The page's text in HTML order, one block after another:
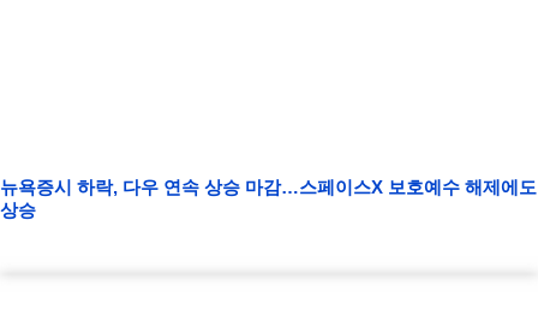
뉴욕증시 하락, 다우 연속 상승 마감…스페이스X 보호예수 해제에도
상승